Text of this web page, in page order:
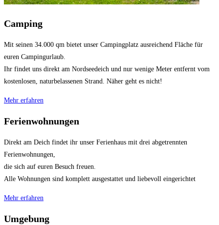
Camping
Mit seinen 34.000 qm bietet unser Campingplatz ausreichend Fläche für
euren Campingurlaub.
Ihr findet uns direkt am Nordseedeich und nur wenige Meter entfernt vom
kostenlosen, naturbelassenen Strand. Näher geht es nicht!
Mehr erfahren
Ferienwohnungen
Direkt am Deich findet ihr unser Ferienhaus mit drei abgetrennten
Ferienwohnungen,
die sich auf euren Besuch freuen.
Alle Wohnungen sind komplett ausgestattet und liebevoll eingerichtet
Mehr erfahren
Umgebung